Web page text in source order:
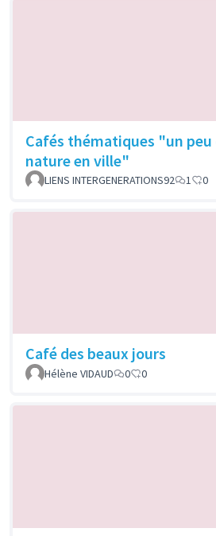
Cafés thématiques "un peu
nature en ville"
LIENS INTERGENERATIONS92 1 0
Café des beaux jours
Hélène VIDAUD
0 0